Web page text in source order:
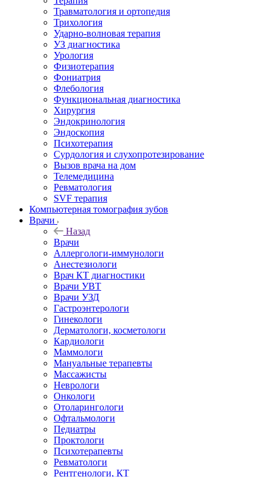
Травматология и ортопедия
Трихология
Ударно-волновая терапия
УЗ диагностика
Урология
Физиотерапия
Фониатрия
Флебология
Функциональная диагностика
Хирургия
Эндокринология
Эндоскопия
Психотерапия
Сурдология и слухопротезирование
Вызов врача на дом
Телемедицина
Ревматология
SVF терапия
Компьютерная томография зубов
Врачи
Назад
Врачи
Аллергологи-иммунологи
Анестезиологи
Врач КТ диагностики
Врачи УВТ
Врачи УЗД
Гастроэнтерологи
Гинекологи
Дерматологи, косметологи
Кардиологи
Маммологи
Мануальные терапевты
Массажисты
Неврологи
Онкологи
Отоларингологи
Офтальмологи
Педиатры
Проктологи
Психотерапевты
Ревматологи
Рентгенологи, КТ